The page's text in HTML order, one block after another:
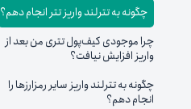
چگونه به تترلند واریز تتر انجام دهم؟
چرا موجودی کیف‌پول تتری من بعد از
واریز افزایش نیافت؟
چگونه به تترلند واریز سایر رمزارزها را
انجام دهم؟